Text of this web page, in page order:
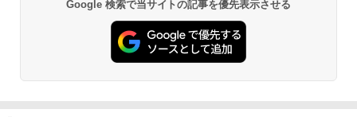
Google 検索で当サイトの記事を優先表示させる